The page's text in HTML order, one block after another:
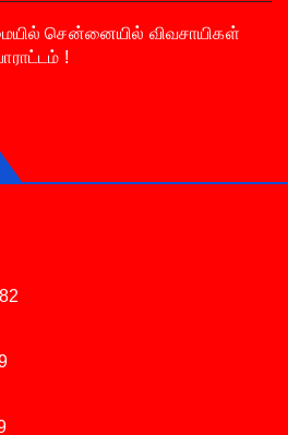
சென்னையில் விவசாயிகள்
!